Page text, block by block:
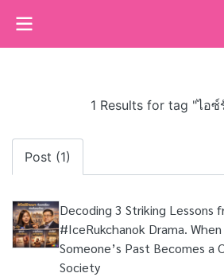
1 Results for tag "ไอ
Post (1)
Decoding 3 Striking Lessons
#IceRukchanok Drama.
Someone’s Past Becomes a
Society